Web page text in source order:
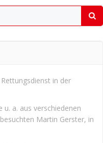
in der
a. aus verschiedenen
Martin Gerster, in